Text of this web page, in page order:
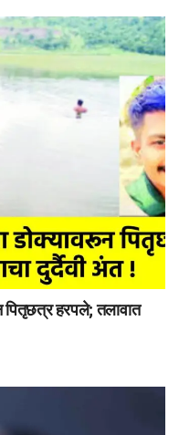
पितृछत्र हरपले; तलावात